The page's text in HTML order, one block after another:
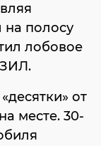
на полосу
лобовое
от
месте. 30-